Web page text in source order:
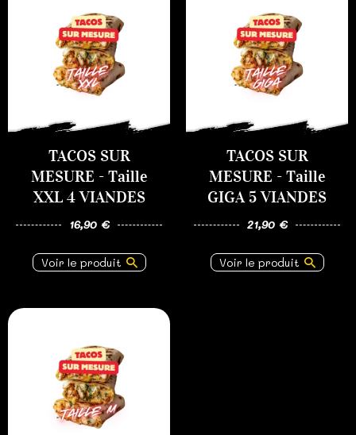
TACOS SUR
MESURE - Taille
XXL 4 VIANDES
16,90 €
Voir le produit
TACOS SUR
MESURE - Taille
GIGA 5 VIANDES
21,90 €
Voir le produit